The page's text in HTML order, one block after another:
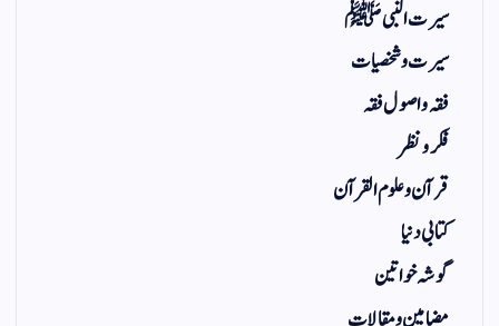
سیرت النبی ﷺ
سیرت و شخصیات
فقہ و اصول فقہ
فکر و نظر
قرآن و علوم القرآن
کتابی دنیا
گوشہ خواتین